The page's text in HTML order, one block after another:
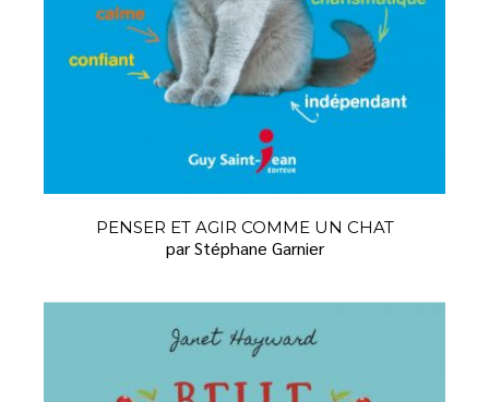
PENSER ET AGIR COMME UN CHAT
par Stéphane Garnier